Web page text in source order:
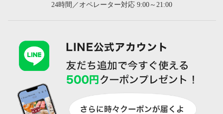
24時間／オペレーター対応 9:00～21:00